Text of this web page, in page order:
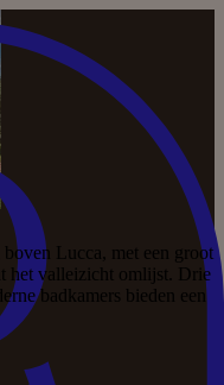
Lucca, met een groot
het vallei­zicht omlijst. Drie
badkamers bieden een